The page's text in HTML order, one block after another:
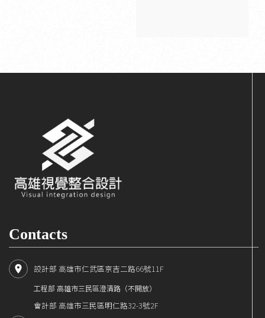
Contacts
設計部 高雄市仁武區京吉二路66號11F
工程部 高雄市三民區澄清路（不開放）
會計部 高雄市三民區明仁路32-3號2F